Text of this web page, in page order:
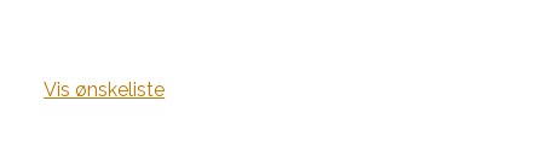
Vis ønskeliste